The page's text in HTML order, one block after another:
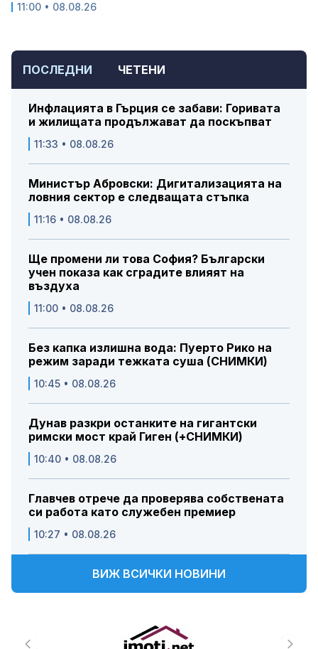
ПОСЛЕДНИ ЧЕТЕНИ
Инфлацията в Гърция се забави: Горивата
и жилищата продължават да поскъпват
11:33 • 08.08.26
Министър Абровски: Дигитализацията на
ловния сектор е следващата стъпка
11:16 • 08.08.26
Ще промени ли това София? Български
учен показа как сградите влияят на
въздуха
11:00 • 08.08.26
Без капка излишна вода: Пуерто Рико на
режим заради тежката суша (СНИМКИ)
10:45 • 08.08.26
Дунав разкри останките на гигантски
римски мост край Гиген (+СНИМКИ)
10:40 • 08.08.26
Главчев отрече да проверява собствената
си работа като служебен премиер
10:27 • 08.08.26
ВИЖ ВСИЧКИ НОВИНИ
11:00 • 08.08.26